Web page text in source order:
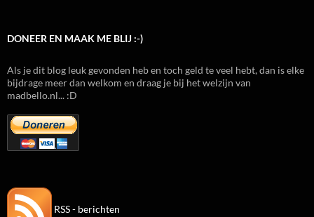
DONEER EN MAAK ME BLIJ :-)
Als je dit blog leuk gevonden heb en toch geld te veel hebt, dan is elke
bijdrage meer dan welkom en draag je bij het welzijn van
madbello.nl... :D
RSS - berichten